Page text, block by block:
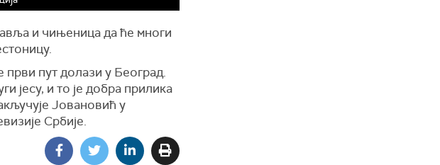
и чињеница да ће многи
пут долази у Београд.
јесу, и то је добра прилика
Јовановић у
Србије.